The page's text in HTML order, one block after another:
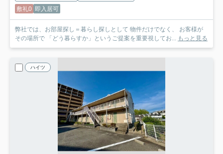
敷礼0 即入居可
弊社では、お部屋探し＝暮らし探しとして 物件だけでなく、 お客様が
その場所で 「どう暮らすか」というご提案を重要視してお...
もっと見る
ハイツ